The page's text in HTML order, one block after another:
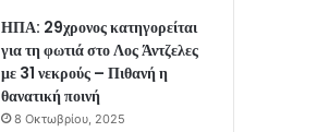
ΗΠΑ: 29χρονος κατηγορείται
για τη φωτιά στο Λος Άντζελες
με 31 νεκρούς – Πιθανή η
θανατική ποινή
8 Οκτωβρίου, 2025